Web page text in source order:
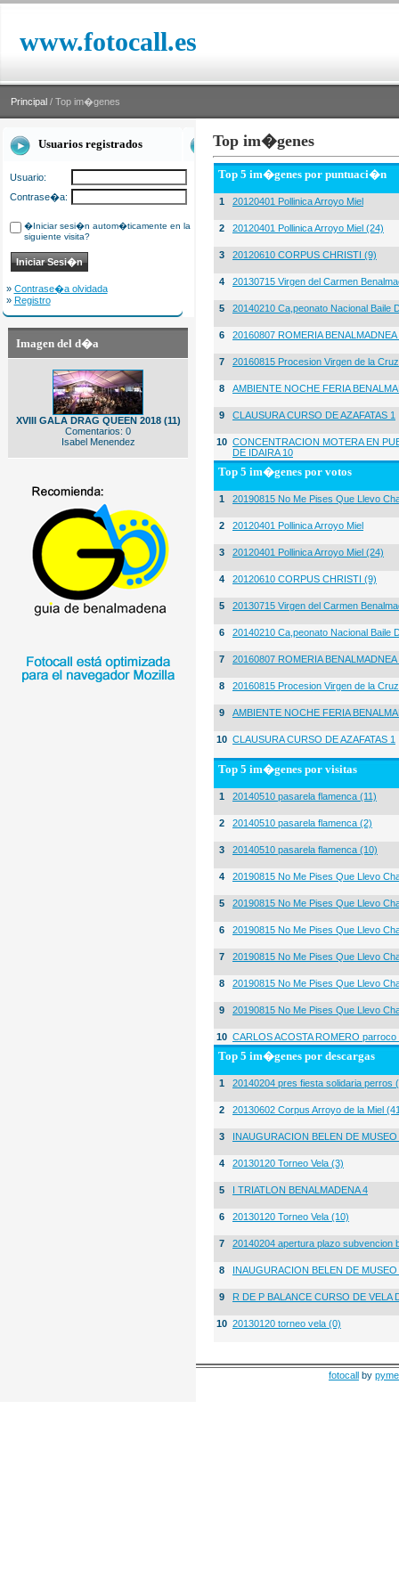
www.fotocall.es
Principal / Top im�genes
Usuarios registrados
Usuario:
Contrase�a:
�Iniciar sesi�n autom�ticamente en la
siguiente visita?
» Contrase�a olvidada
» Registro
Imagen del d�a
XVIII GALA DRAG QUEEN 2018 (11)
Comentarios: 0
Isabel Menendez
Top im�genes
Top 5 im�genes por puntuaci�n
1 20120401 Pollinica Arroyo Miel
2 20120401 Pollinica Arroyo Miel (24)
3 20120610 CORPUS CHRISTI (9)
4 20130715 Virgen del Carmen
5 20140210 Ca,peonato Nacional Baile
6 20160807 ROMERIA
7 20160815 Procesion Virgen de la
8 AMBIENTE NOCHE FERIA
9 CLAUSURA CURSO DE AZAFATAS 1
10 CONCENTRACION MOTERA EN
DE IDAIRA 10
Top 5 im�genes por votos
1 20190815 No Me Pises Que Llevo
2 20120401 Pollinica Arroyo Miel
3 20120401 Pollinica Arroyo Miel (24)
4 20120610 CORPUS CHRISTI (9)
5 20130715 Virgen del Carmen
6 20140210 Ca,peonato Nacional Baile
7 20160807 ROMERIA
8 20160815 Procesion Virgen de la
9 AMBIENTE NOCHE FERIA
10 CLAUSURA CURSO DE AZAFATAS 1
Top 5 im�genes por visitas
1 20140510 pasarela flamenca (11)
2 20140510 pasarela flamenca (2)
3 20140510 pasarela flamenca (10)
4 20190815 No Me Pises Que Llevo
5 20190815 No Me Pises Que Llevo
6 20190815 No Me Pises Que Llevo
7 20190815 No Me Pises Que Llevo
8 20190815 No Me Pises Que Llevo
9 20190815 No Me Pises Que Llevo
10 CARLOS ACOSTA ROMERO
Top 5 im�genes por descargas
1 20140204 pres fiesta solidaria perros
2 20130602 Corpus Arroyo de la Miel
3 INAUGURACION BELEN DE
4 20130120 Torneo Vela (3)
5 I TRIATLON BENALMADENA 4
6 20130120 Torneo Vela (10)
7 20140204 apertura plazo subvencion
8 INAUGURACION BELEN DE
9 R DE P BALANCE CURSO DE VELA
10 20130120 torneo vela (0)
fotocall by